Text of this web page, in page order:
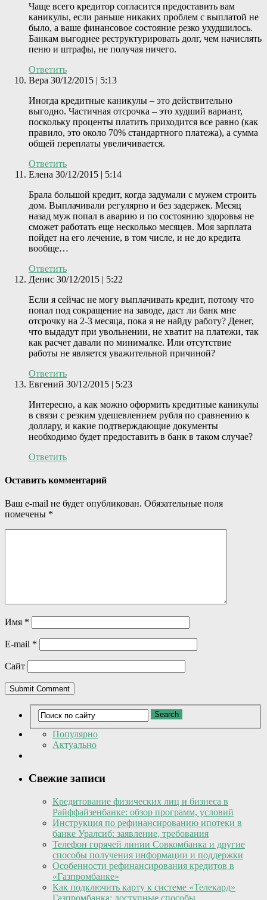
Чаще всего кредитор согласится предоставить вам
каникулы, если раньше никаких проблем с выплатой не
было, а ваше финансовое состояние резко ухудшилось.
Банкам выгоднее реструктурировать долг, чем начислять
пеню и штрафы, не получая ничего.
Ответить
Вера 30/12/2015 | 5:13
Иногда кредитные каникулы – это действительно
выгодно. Частичная отсрочка – это худший вариант,
поскольку проценты платить приходится все равно (как
правило, это около 70% стандартного платежа), а сумма
общей переплаты увеличивается.
Ответить
Елена 30/12/2015 | 5:14
Брала большой кредит, когда задумали с мужем строить
дом. Выплачивали регулярно и без задержек. Месяц
назад муж попал в аварию и по состоянию здоровья не
сможет работать еще несколько месяцев. Моя зарплата
пойдет на его лечение, в том числе, и не до кредита
вообще…
Ответить
Денис 30/12/2015 | 5:22
Если я сейчас не могу выплачивать кредит, потому что
попал под сокращение на заводе, даст ли банк мне
отсрочку на 2-3 месяца, пока я не найду работу? Денег,
что выдадут при увольнении, не хватит на платежи, так
как расчет давали по минималке. Или отсутствие
работы не является уважительной причиной?
Ответить
Евгений 30/12/2015 | 5:23
Интересно, а как можно оформить кредитные каникулы
в связи с резким удешевлением рубля по сравнению к
доллару, и какие подтверждающие документы
необходимо будет предоставить в банк в таком случае?
Ответить
Оставить комментарий
Ваш e-mail не будет опубликован. Обязательные поля
помечены *
Имя *
E-mail *
Сайт
Популярно
Актуально
Свежие записи
Кредитование физических лиц и бизнеса в
Райффайзенбанке: обзор программ, условий
Инструкция по рефинансированию ипотеки в
банке Уралсиб: заявление, требования
Телефон горячей линии Совкомбанка и другие
способы получения информации и поддержки
Особенности рефинансирования кредитов в
«Газпромбанке»
Как подключить карту к системе «Телекард»